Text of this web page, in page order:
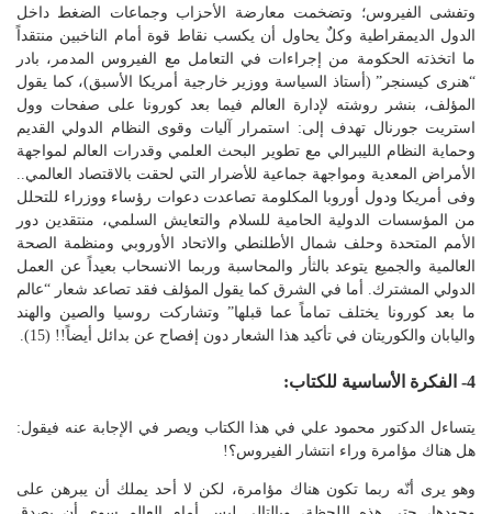
وتفشى الفيروس؛ وتضخمت معارضة الأحزاب وجماعات الضغط داخل
الدول الديمقراطية وكلٌ يحاول أن يكسب نقاط قوة أمام الناخبين منتقداً
ما اتخذته الحكومة من إجراءات في التعامل مع الفيروس المدمر، بادر
“هنرى كيسنجر” (أستاذ السياسة ووزير خارجية أمريكا الأسبق)، كما يقول
المؤلف، بنشر روشته لإدارة العالم فيما بعد كورونا على صفحات وول
استريت جورنال تهدف إلى: استمرار آليات وقوى النظام الدولي القديم
وحماية النظام الليبرالي مع تطوير البحث العلمي وقدرات العالم لمواجهة
الأمراض المعدية ومواجهة جماعية للأضرار التي لحقت بالاقتصاد العالمي..
وفى أمريكا ودول أوروبا المكلومة تصاعدت دعوات رؤساء ووزراء للتحلل
من المؤسسات الدولية الحامية للسلام والتعايش السلمي، منتقدين دور
الأمم المتحدة وحلف شمال الأطلنطي والاتحاد الأوروبي ومنظمة الصحة
العالمية والجميع يتوعد بالثأر والمحاسبة وربما الانسحاب بعيداً عن العمل
الدولي المشترك. أما في الشرق كما يقول المؤلف فقد تصاعد شعار “عالم
ما بعد كورونا يختلف تماماً عما قبلها” وتشاركت روسيا والصين والهند
واليابان والكوريتان في تأكيد هذا الشعار دون إفصاح عن بدائل أيضاً!! (15).
4- الفكرة الأساسية للكتاب:
يتساءل الدكتور محمود علي في هذا الكتاب ويصر في الإجابة عنه فيقول:
هل هناك مؤامرة وراء انتشار الفيروس؟!
وهو يرى أنّه ربما تكون هناك مؤامرة، لكن لا أحد يملك أن يبرهن على